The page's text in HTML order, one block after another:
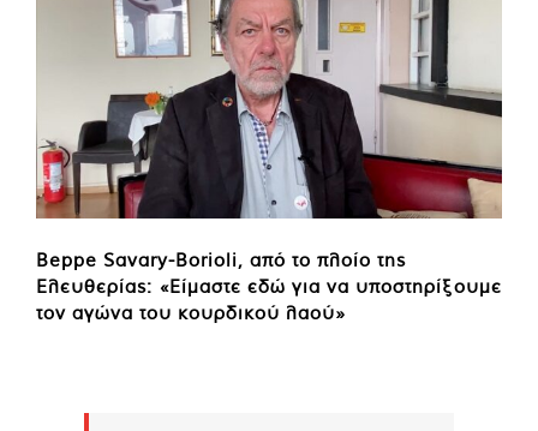
Beppe Savary-Borioli, από το πλοίο της
Ελευθερίας: «Είμαστε εδώ για να υποστηρίξουμε
τον αγώνα του κουρδικού λαού»